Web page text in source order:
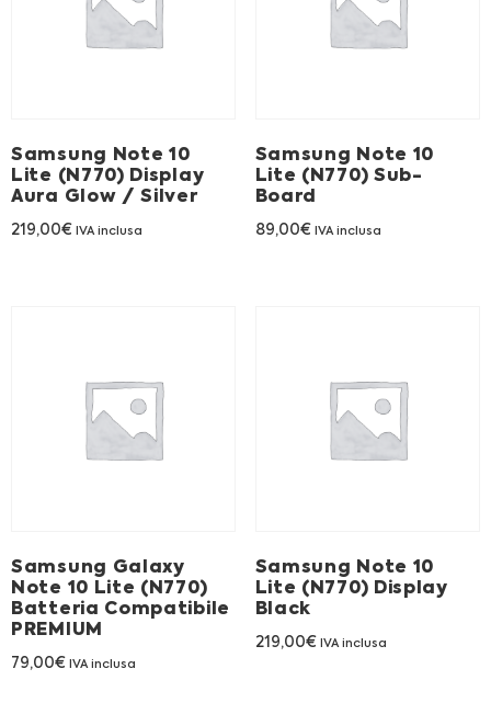
Contatti
Samsung Note 10
Lite (N770) Display
Aura Glow / Silver
219,00€ IVA inclusa
Samsung Note 10
Lite (N770) Sub-
Board
89,00€ IVA inclusa
Samsung Galaxy
Note 10 Lite (N770)
Batteria Compatibile
PREMIUM
79,00€ IVA inclusa
Samsung Note 10
Lite (N770) Display
Black
219,00€ IVA inclusa